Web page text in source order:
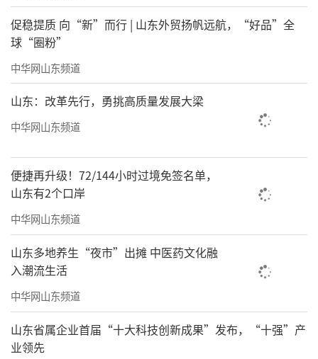
促稳提质 向“新”而行 | 山东外贸扬帆远航，“好品”全
球“圈粉”
中华网山东频道
山东：改革先行，勇挑高质量发展大梁
中华网山东频道
便捷再升级！72/144小时过境免签名单，
山东有2个口岸
中华网山东频道
山东多地养生“夜市”出摊 中医药文化融
入潮流生活
中华网山东频道
山东省属企业首届“十大科技创新成果”发布，“十强”产
业领先